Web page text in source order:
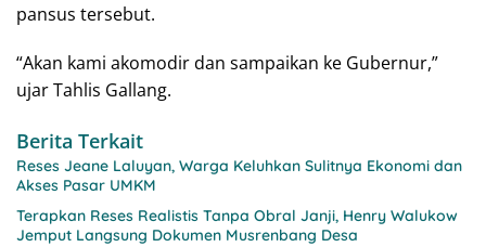
pansus tersebut.
“Akan kami akomodir dan sampaikan ke Gubernur,”
ujar Tahlis Gallang.
Berita Terkait
Reses Jeane Laluyan, Warga Keluhkan Sulitnya Ekonomi dan
Akses Pasar UMKM
Terapkan Reses Realistis Tanpa Obral Janji, Henry Walukow
Jemput Langsung Dokumen Musrenbang Desa